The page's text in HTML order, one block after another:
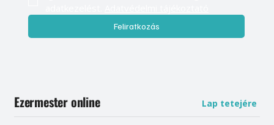
Feliratkozás
Ezermester online Lap tetejére